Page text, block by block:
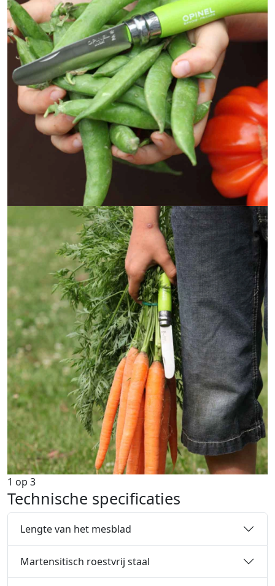
1 op 3
Technische specificaties
Lengte van het mesblad
Martensitisch roestvrij staal